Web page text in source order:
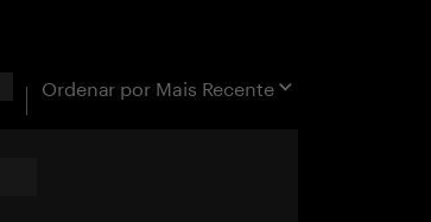
Ordenar por Mais Recente